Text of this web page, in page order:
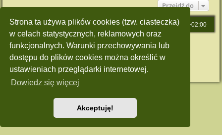
Strona ta używa plików cookies (tzw. ciasteczka)
w celach statystycznych, reklamowych oraz
funkcjonalnych. Warunki przechowywania lub
dostępu do plików cookies można określić w
ustawieniach przeglądarki internetowej.
Dowiedz się więcej
Akceptuję!
Przejdź do
Strona główna Strefa czasowaUTC+02:00
Technologię dostarcza phpBB
® Forum Software © phpBB Limited
Polski pakiet językowy dostarcza
phpBB.pl
Style: Green-Style by Joyce&LunaphpBB-Style-Design